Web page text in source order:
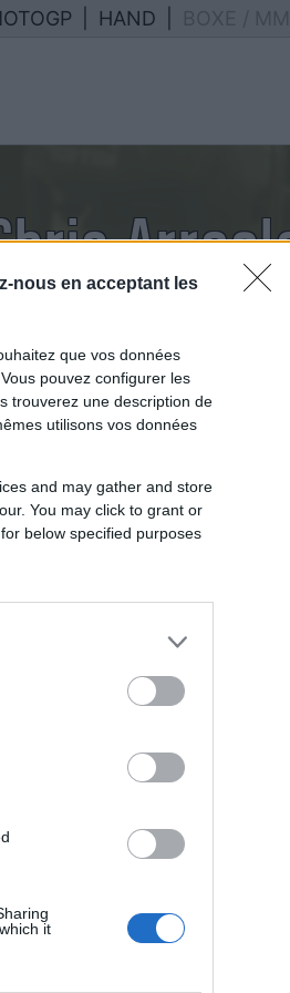
nous en acceptant les
que vos données
pouvez configurer les
trouverez une description de
utilisons vos données
and may gather and store
You may click to grant or
below specified purposes
it
HAND
Arreola
France de
.
pour le moment. Nous
RezoSport.com qui